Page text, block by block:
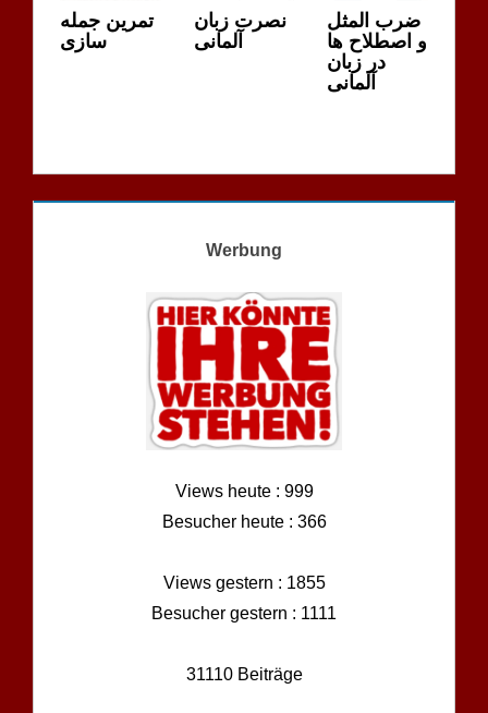
تمرین جمله
سازی
نصرت زبان
آلمانی
ضرب المثل
و اصطلاح ها
در زبان
آلمانی
Werbung
Views heute : 999
Besucher heute : 366
Views gestern : 1855
Besucher gestern : 1111
31110 Beiträge